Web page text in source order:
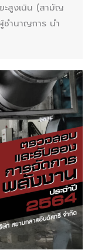
ะสูงเนิน (สามัญ
ชำนาญการ นำ